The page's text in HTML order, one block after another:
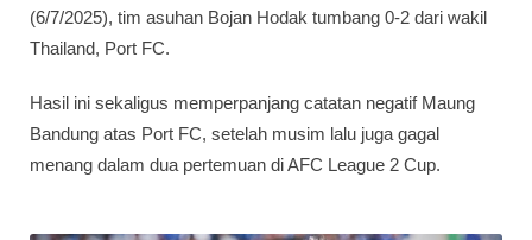
(6/7/2025), tim asuhan Bojan Hodak tumbang 0-2 dari wakil
Thailand, Port FC.
Hasil ini sekaligus memperpanjang catatan negatif Maung
Bandung atas Port FC, setelah musim lalu juga gagal
menang dalam dua pertemuan di AFC League 2 Cup.